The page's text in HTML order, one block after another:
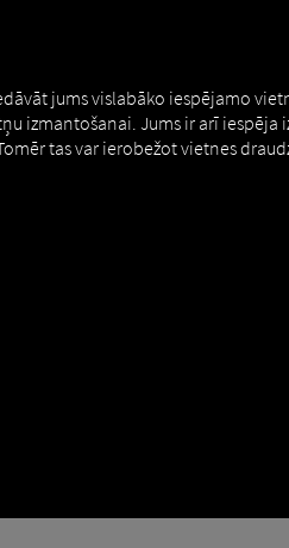
jums vislabāko iespējamo
izmantošanai. Jums ir arī
tas var ierobežot vietnes